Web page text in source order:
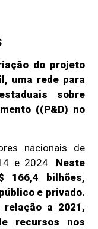
do projeto
uma rede para
sobre
((P&D) no
nacionais de
e 2024. Neste
166,4 bilhões,
e privado.
a 2021,
recursos nos